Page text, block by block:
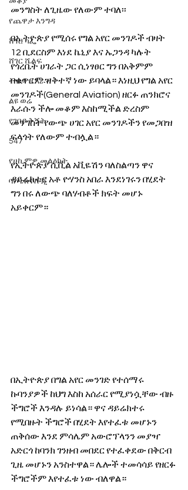
የጨዋታ እንግዳ
ሸገር ካፌ
ሸገር ሼልፍ
ትዝታ ዘ አራዳ
ልዩ ወሬ
የገበያ ቅኝት
547
የሀኪምዎ መልዕክት
ባዮቴክኖሎጂ
መንግስት ለጊዜው የለውም ተባለ፡፡
በኢትዮጵያ የሚሰሩ የግል አየር መንገዶች ብዛት
12 ቢደርስም እነደ ኬኒያ እና ኡጋንዳ ካሉት
የጎረቤት ሀገራት ጋር ሲነፃፀር ግን በአቅምም
በቁጥርም ዝቅተኛ ነው ይባላል። እነዚህ የግል አየር
መንገዶች(General Aviation) ዘርፉ ጠንክሮና
እራሱን ችሎ መቆም እስከሚችል ድረስም
መንግስት የውጭ ሀገር አየር መንገዶችን የመጋበዝ
ፍላጎት የለውም ተብሏል።
የኢትዮጵያ ሲቪል አቪዬሽን ባለስልጣን ዋና
ዳይሬክተር አቶ ዮሃንስ አበራ እንደነገሩን በሂደት
ግን በሩ ለውጭ ባለሃብቶች ክፍት መሆኑ
አይቀርም።
በኢትዮጵያ በግል አየር መንገድ የተሰማሩ
ኩባንያዎች ከህግ እስከ አሰራር የሚያነሷቸው ብዙ
ችግሮች እንዳሉ ይነሳል። ዋና ዳይሬክተሩ
የሚበዙት ችግሮች በሂደት እየተፈቱ መሆኑን
ጠቅሰው እንደ ምሳሌም አውሮፕላንን መያዣ
አድርጎ ከባንክ ገንዘብ መበደር የተፈቀደው በቅርብ
ጊዜ መሆኑን አንስተዋል። ሌሎች ተመሳሳይ የዘርፉ
ችግሮችም እየተፈቱ ነው ብለዋል።